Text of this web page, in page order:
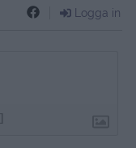
Logga in